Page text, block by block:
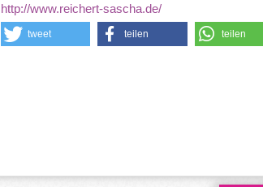
http://www.reichert-sascha.de/
tweet teilen teilen